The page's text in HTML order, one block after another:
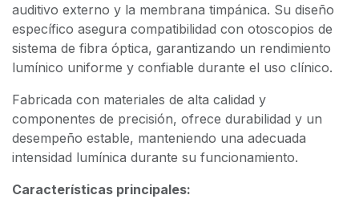
auditivo externo y la membrana timpánica. Su diseño
específico asegura compatibilidad con otoscopios de
sistema de fibra óptica, garantizando un rendimiento
lumínico uniforme y confiable durante el uso clínico.
Fabricada con materiales de alta calidad y
componentes de precisión, ofrece durabilidad y un
desempeño estable, manteniendo una adecuada
intensidad lumínica durante su funcionamiento.
Características principales: